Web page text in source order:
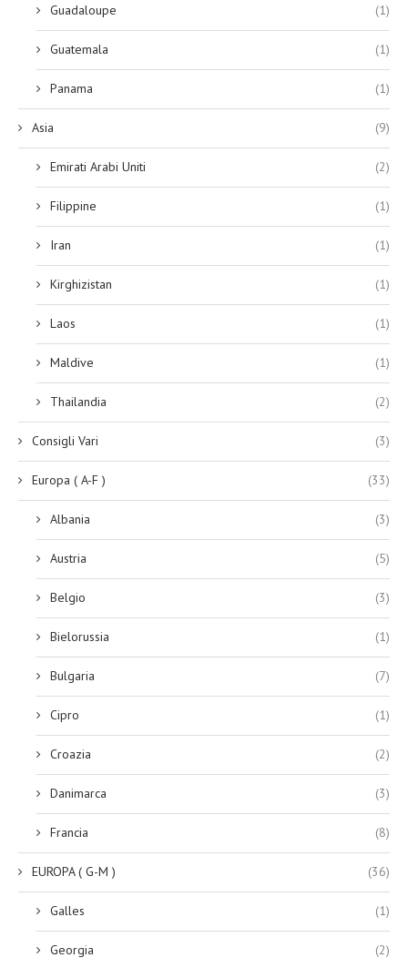
Guadaloupe (1)
Guatemala (1)
Panama (1)
Asia (9)
Emirati Arabi Uniti (2)
Filippine (1)
Iran (1)
Kirghizistan (1)
Laos (1)
Maldive (1)
Thailandia (2)
Consigli Vari (3)
Europa ( A-F ) (33)
Albania (3)
Austria (5)
Belgio (3)
Bielorussia (1)
Bulgaria (7)
Cipro (1)
Croazia (2)
Danimarca (3)
Francia (8)
EUROPA ( G-M ) (36)
Galles (1)
Georgia (2)